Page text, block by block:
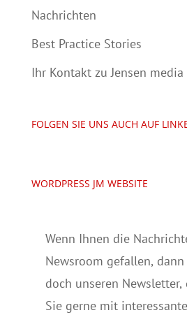
Nachrichten
Best Practice Stories
Ihr Kontakt zu Jensen media
FOLGEN SIE UNS AUCH AUF
WORDPRESS JM WEBSITE
Wenn Ihnen die
Newsroom gefallen,
doch unseren
Sie gerne mit